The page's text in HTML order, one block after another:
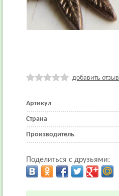
добавить отзыв
Артикул
Страна
Производитель
Поделиться с друзьями: